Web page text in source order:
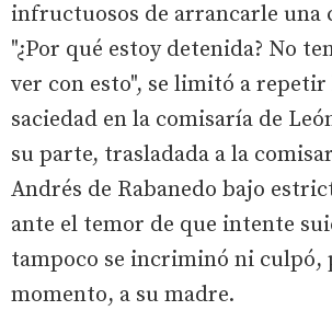
infructuosos de arrancarle una
"¿Por qué estoy detenida? No
ver con esto", se limitó a repetir
saciedad en la comisaría de
su parte, trasladada a la
Andrés de Rabanedo bajo
ante el temor de que intente
tampoco se incriminó ni culpó,
momento, a su madre.